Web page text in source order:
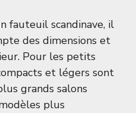
fauteuil scandinave, il
des dimensions et
Pour les petits
et légers sont
grands salons
plus